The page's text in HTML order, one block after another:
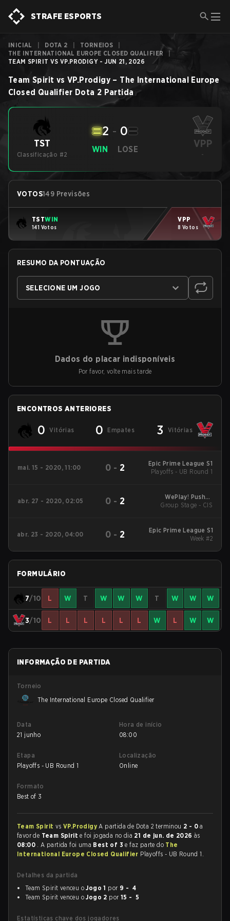
STRAFE ESPORTS
INICIAL DOTA 2 TORNEIOS
THE INTERNATIONAL EUROPE CLOSED QUALIFIER
TEAM SPIRIT VS VP.PRODIGY - JUN 21, 2026
Team Spirit vs VP.Prodigy – The International Europe
Closed Qualifier Dota 2 Partida
TST
Classificação #2
WIN
2 - 0
LOSE VPP
-
VOTOS149 Previsões
TSTWIN
141 Votos
VPP
8 Votos
RESUMO DA PONTUAÇÃO
SELECIONE UM JOGO
Dados do placar indisponíveis
Por favor, volte mais tarde
ENCONTROS ANTERIORES
0 Vitórias 0 Empates 3 Vitórias
mai. 15 - 2020, 11:00 0 - 2
Epic Prime League S1
Playoffs - UB Round 1
abr. 27 - 2020, 02:05 0 - 2
WePlay! Pushka
League S1 Division 1
Group Stage - CIS
abr. 23 - 2020, 04:00 0 - 2
Epic Prime League S1
Week #2
FORMULÁRIO
7/10 L W T W W W T W W W
3/10 L L L L L L W L W W
INFORMAÇÃO DE PARTIDA
Torneio
The International Europe Closed Qualifier
Data
21 junho
Hora de início
08:00
Etapa
Playoffs - UB Round 1
Localização
Online
Formato
Best of 3
Team Spirit vsVP.ProdigyA partida de Dota 2 terminou 2 - 0 a
favor de Team Spirite foi jogada no dia 21 de jun. de 2026às
08:00 . A partida foi uma Best of 3e faz parte do The
International Europe Closed Qualifier Playoffs - UB Round 1.
Detalhes da partida
Team Spirit venceu oJogo 1 por 9 - 4
Team Spirit venceu oJogo 2 por 15 - 5
Estatísticas chave dos jogadores